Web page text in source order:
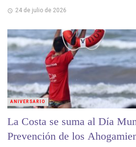
24 de julio de 2026
La Costa se suma al Día
Prevención de los
ANIVERSARIO